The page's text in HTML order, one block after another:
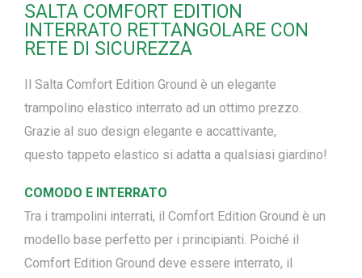
SALTA COMFORT EDITION
INTERRATO RETTANGOLARE CON
RETE DI SICUREZZA
Il Salta Comfort Edition Ground è un elegante
trampolino elastico interrato ad un ottimo prezzo.
Grazie al suo design elegante e accattivante,
questo tappeto elastico si adatta a qualsiasi giardino!
COMODO E INTERRATO
Tra i trampolini interrati, il Comfort Edition Ground è un
modello base perfetto per i principianti. Poiché il
Comfort Edition Ground deve essere interrato, il